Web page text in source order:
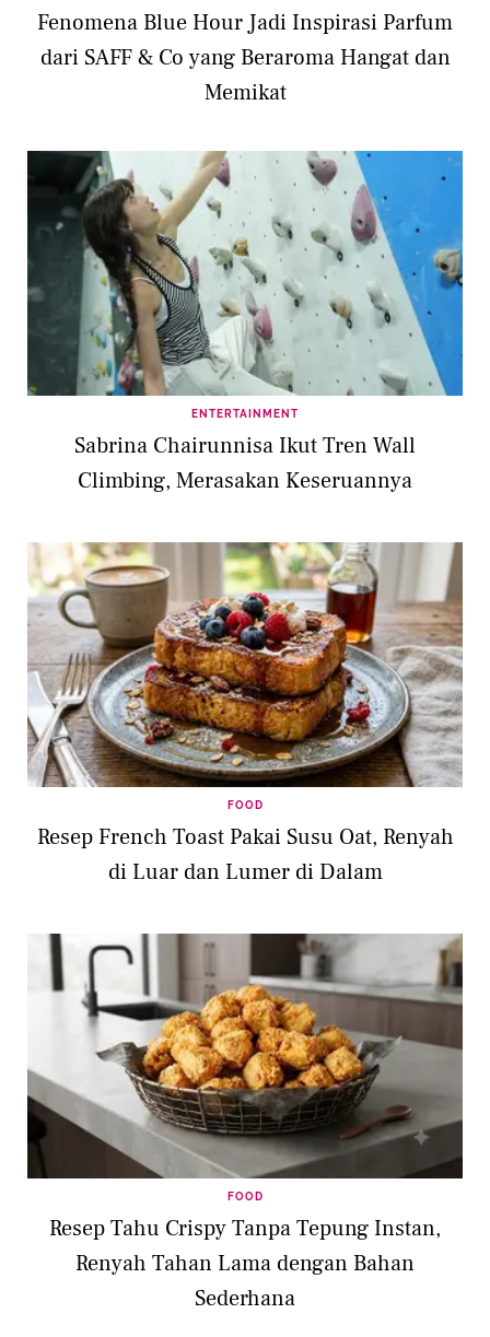
Fenomena Blue Hour Jadi Inspirasi Parfum
dari SAFF & Co yang Beraroma Hangat dan
Memikat
ENTERTAINMENT
Sabrina Chairunnisa Ikut Tren Wall
Climbing, Merasakan Keseruannya
FOOD
Resep French Toast Pakai Susu Oat, Renyah
di Luar dan Lumer di Dalam
FOOD
Resep Tahu Crispy Tanpa Tepung Instan,
Renyah Tahan Lama dengan Bahan
Sederhana